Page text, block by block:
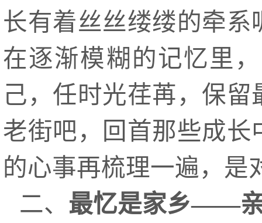
长有着丝丝缕缕的牵
在逐渐模糊的记忆里
己，任时光荏苒，保
老街吧，回首那些成
的心事再梳理一遍，是
二、 最忆是家乡——